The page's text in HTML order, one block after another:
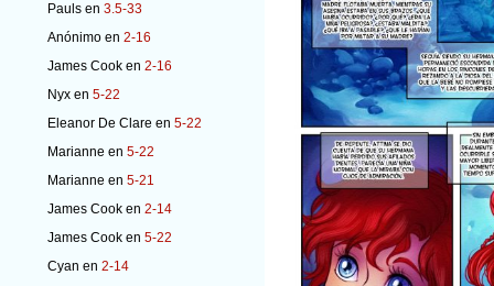
Pauls en 3.5-33
Anónimo en 2-16
James Cook en 2-16
Nyx en 5-22
Eleanor De Clare en 5-22
Marianne en 5-22
Marianne en 5-21
James Cook en 2-14
James Cook en 5-22
Cyan en 2-14